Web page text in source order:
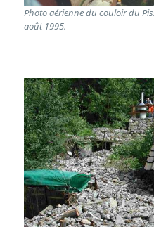
Photo aérienne du couloir du
août 1995.